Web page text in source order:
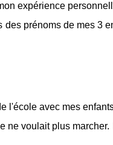
expérience
des prénoms de mes 3
l'école avec mes
ne voulait plus